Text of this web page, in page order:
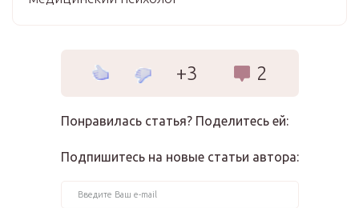
+3 2
Понравилась статья? Поделитесь ей:
Подпишитесь на новые статьи автора: